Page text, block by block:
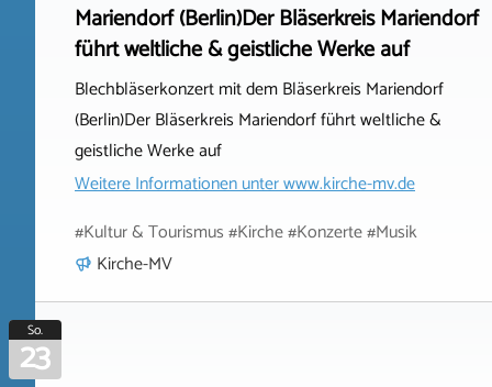
Mariendorf (Berlin)Der Bläserkreis Mariendorf
führt weltliche & geistliche Werke auf
Blechbläserkonzert mit dem Bläserkreis Mariendorf
(Berlin)Der Bläserkreis Mariendorf führt weltliche &
geistliche Werke auf
Weitere Informationen unterwww.kirche-mv.de
#Kultur & Tourismus #Kirche #Konzerte #Musik
Kirche-MV
So.
23